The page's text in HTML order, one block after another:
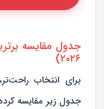
جدول مقایسه
۲۰۲۶)
برای انتخاب
جدول زیر مقایسه